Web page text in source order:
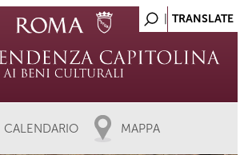
CALENDARIO MAPPA